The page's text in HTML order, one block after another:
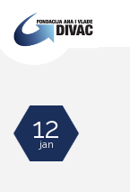
Ana
12
jan